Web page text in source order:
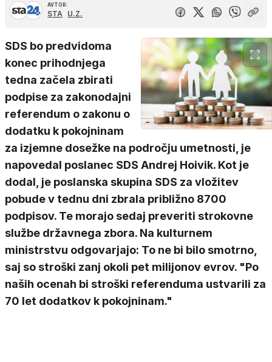
AVTOR:
STA U.Z.
SDS bo predvidoma
konec prihodnjega
tedna začela zbirati
podpise za zakonodajni
referendum o zakonu o
dodatku k pokojninam
za izjemne dosežke na področju umetnosti, je
napovedal poslanec SDS Andrej Hoivik. Kot je
dodal, je poslanska skupina SDS za vložitev
pobude v tednu dni zbrala približno 8700
podpisov. Te morajo sedaj preveriti strokovne
službe državnega zbora. Na kulturnem
ministrstvu odgovarjajo: To ne bi bilo smotrno,
saj so stroški zanj okoli pet milijonov evrov. "Po
naših ocenah bi stroški referenduma ustvarili za
70 let dodatkov k pokojninam."